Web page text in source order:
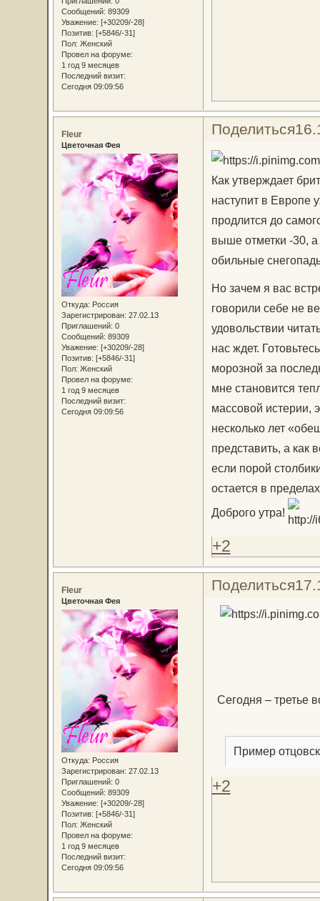
Сообщений: 89309
Уважение: [+30209/-28]
Позитив: [+5846/-31]
Пол: Женский
Провел на форуме:
1 год 9 месяцев
Последний визит:
Сегодня 09:09:56
Поделиться
Fleur
Цветочная Фея
Откуда: Россия
Зарегистрирован: 27.02.13
Приглашений: 0
Сообщений: 89309
Уважение: [+30209/-28]
Позитив: [+5846/-31]
Пол: Женский
Провел на форуме:
1 год 9 месяцев
Последний визит:
Сегодня 09:09:56
Как утверждает
наступит в Европе
продлится до
выше отметки -30,
обильные
Но зачем я вас
говорили себе не
удовольствии
нас ждет.
морозной за
мне становится
массовой истерии,
несколько лет
представить, а как
если порой
остается в
Доброго утра!
+2
Поделиться
Fleur
Цветочная Фея
Откуда: Россия
Зарегистрирован: 27.02.13
Приглашений: 0
Сообщений: 89309
Уважение: [+30209/-28]
Позитив: [+5846/-31]
Пол: Женский
Провел на форуме:
1 год 9 месяцев
Последний визит:
Сегодня 09:09:56
Сегодня – третье
Пример
+2